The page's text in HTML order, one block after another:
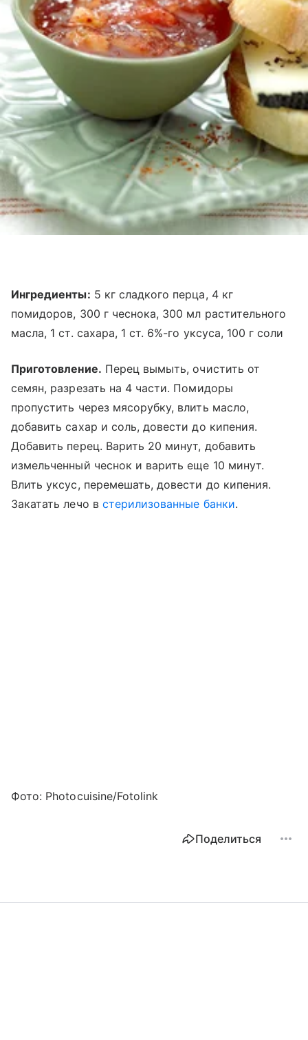
Ингредиенты: 5 кг сладкого перца, 4 кг
помидоров, 300 г чеснока, 300 мл растительного
масла, 1 ст. сахара, 1 ст. 6%-го уксуса, 100 г соли
Приготовление. Перец вымыть, очистить от
семян, разрезать на 4 части. Помидоры
пропустить через мясорубку, влить масло,
добавить сахар и соль, довести до кипения.
Добавить перец. Варить 20 минут, добавить
измельченный чеснок и варить еще 10 минут.
Влить уксус, перемешать, довести до кипения.
Закатать лечо в стерилизованные банки.
Фото: Photocuisine/Fotolink
Поделиться